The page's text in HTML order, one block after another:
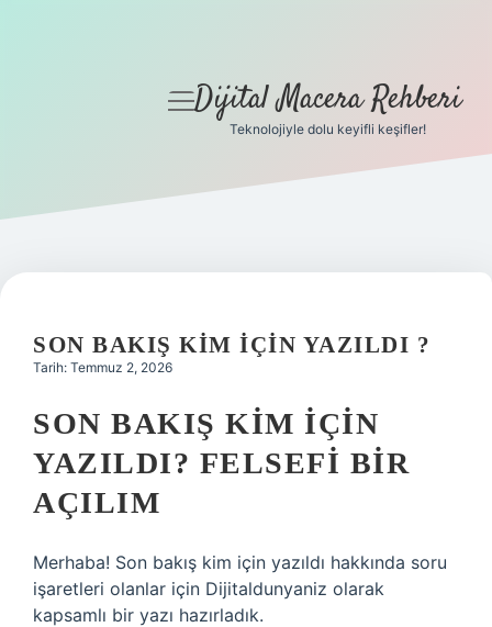
Gizlilik Politikası
Yasal Uyarı
menüyü
Dijital Macera Rehberi
Teknolojiyle dolu keyifli keşifler!
SON BAKIŞ KIM IÇIN YAZILDI ?
Tarih: Temmuz 2, 2026
SON BAKIŞ KIM İÇIN
YAZILDI? FELSEFI BIR
AÇILIM
Merhaba! Son bakış kim için yazıldı hakkında soru
işaretleri olanlar için Dijitaldunyaniz olarak
kapsamlı bir yazı hazırladık.